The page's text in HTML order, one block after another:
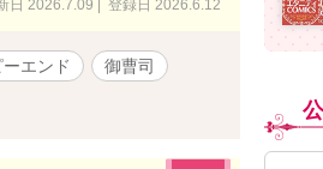
い夫婦のじれったい恋／
ァポリス＊ 2026/6/12〜
・エブリスタ（本名義・
日 2026.7.09 | 登録日 2026.6.12
エンド
御曹司